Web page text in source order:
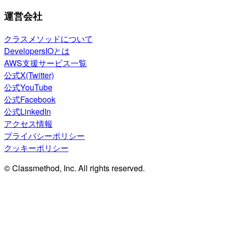
運営会社
クラスメソッドについて
DevelopersIOとは
AWS支援サービス一覧
公式X(Twitter)
公式YouTube
公式Facebook
公式LinkedIn
アクセス情報
プライバシーポリシー
クッキーポリシー
© Classmethod, Inc. All rights reserved.